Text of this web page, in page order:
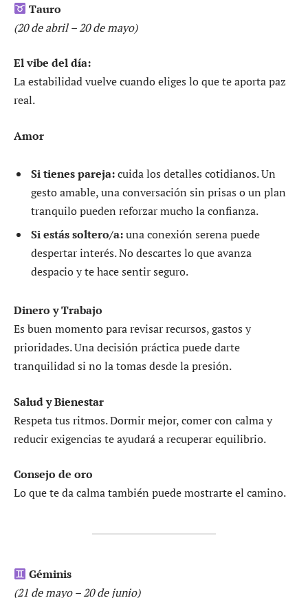
Tauro
(20 de abril – 20 de mayo)
El vibe del día:
La estabilidad vuelve cuando eliges lo que te aporta paz
real.
Amor
Si tienes pareja:cuida los detalles cotidianos. Un
gesto amable, una conversación sin prisas o un plan
tranquilo pueden reforzar mucho la confianza.
Si estás soltero/a:una conexión serena puede
despertar interés. No descartes lo que avanza
despacio y te hace sentir seguro.
Dinero y Trabajo
Es buen momento para revisar recursos, gastos y
prioridades. Una decisión práctica puede darte
tranquilidad si no la tomas desde la presión.
Salud y Bienestar
Respeta tus ritmos. Dormir mejor, comer con calma y
reducir exigencias te ayudará a recuperar equilibrio.
Consejo de oro
Lo que te da calma también puede mostrarte el camino.
Géminis
(21 de mayo – 20 de junio)